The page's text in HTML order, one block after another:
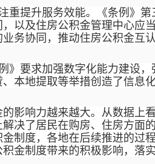
重提升服务效能。《条例》第
以及住房公积金管理中心应
务协同，推动住房公积金互
》要求加强数字化能力建设
、本地提取等举措创造了信息
的影响力越来越大。从数据上
决了居民在购房、住房方面
制度，各地在后续推进的过
金制度带来的积极影响，落